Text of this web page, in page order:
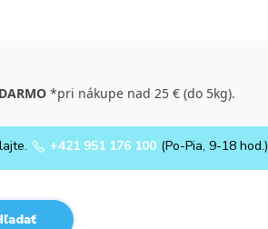
*pri nákupe nad 25 € (do 5kg).
+421 951 176 100 (Po-Pia, 9-18 hod.)